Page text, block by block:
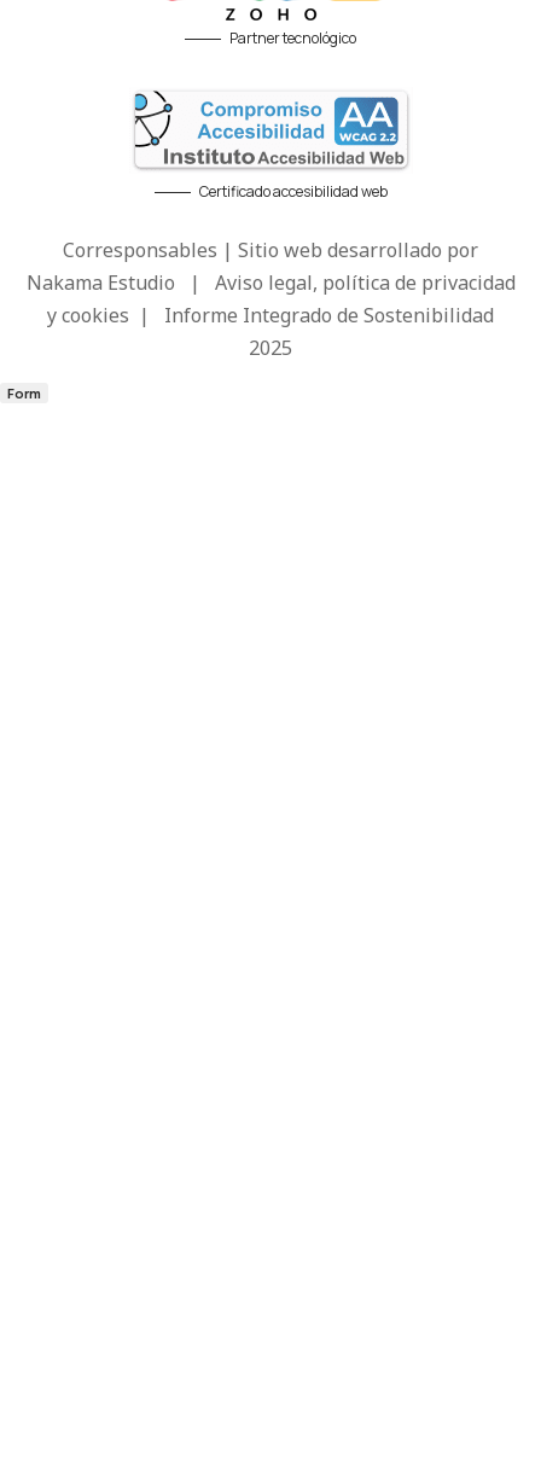
Partner tecnológico
Certificado accesibilidad web
Corresponsables | Sitio web desarrollado por
Nakama Estudio | Aviso legal, política de privacidad
y cookies | Informe Integrado de Sostenibilidad
2025
Form